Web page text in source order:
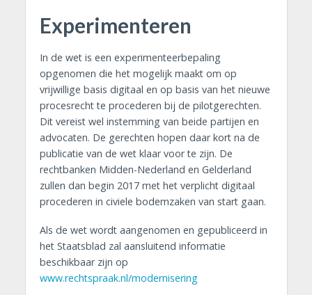
Experimenteren
In de wet is een experimenteerbepaling
opgenomen die het mogelijk maakt om op
vrijwillige basis digitaal en op basis van het nieuwe
procesrecht te procederen bij de pilotgerechten.
Dit vereist wel instemming van beide partijen en
advocaten. De gerechten hopen daar kort na de
publicatie van de wet klaar voor te zijn. De
rechtbanken Midden-Nederland en Gelderland
zullen dan begin 2017 met het verplicht digitaal
procederen in civiele bodemzaken van start gaan.
Als de wet wordt aangenomen en gepubliceerd in
het Staatsblad zal aansluitend informatie
beschikbaar zijn op
www.rechtspraak.nl/modernisering